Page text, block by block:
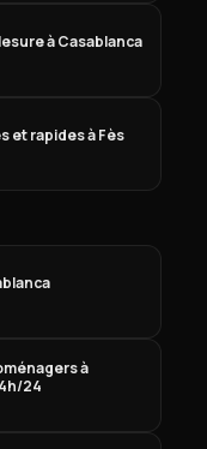
à Casablanca
et rapides à Fès
à
24